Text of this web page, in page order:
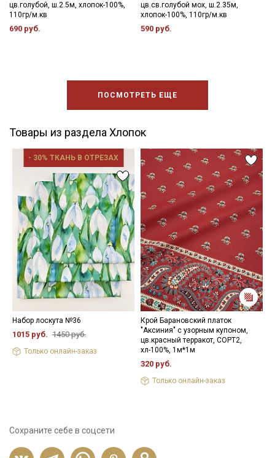
цв.голубой, ш.2.5м, хлопок-100%,
110гр/м.кв
690 руб.
цв.св.голубой мох, ш.2.35м,
хлопок-100%, 110гр/м.кв
590 руб.
ПОСМОТРЕТЬ ЕЩЕ
Товары из раздела Хлопок
- 30% ТКАНЬ В ОТРЕЗАХ
Набор лоскута №36
1015 руб. 1450 руб.
Только онлайн-заказ
Крой Барановский платок
"Аксиния" с узорным купоном,
цв.красный терракот, СОРТ2,
хл-100%, 1м*1м
320 руб.
Только онлайн-заказ
Сохраните себе в соцсети